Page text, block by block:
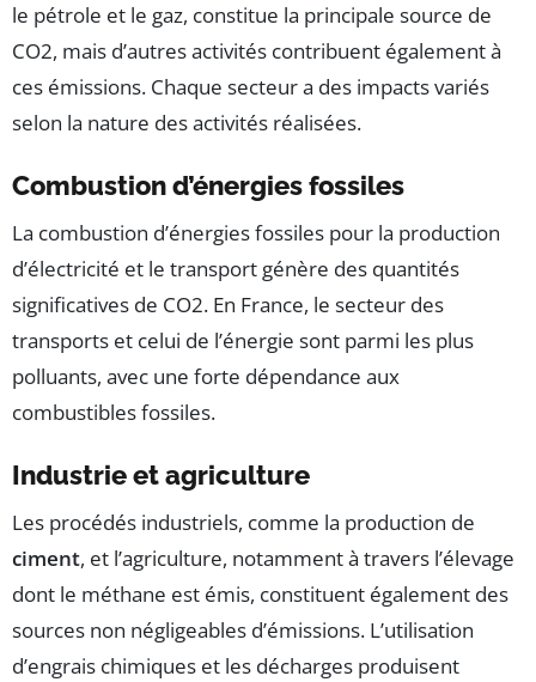
le pétrole et le gaz, constitue la principale source de
CO2, mais d’autres activités contribuent également à
ces émissions. Chaque secteur a des impacts variés
selon la nature des activités réalisées.
Combustion d’énergies fossiles
La combustion d’énergies fossiles pour la production
d’électricité et le transport génère des quantités
significatives de CO2. En France, le secteur des
transports et celui de l’énergie sont parmi les plus
polluants, avec une forte dépendance aux
combustibles fossiles.
Industrie et agriculture
Les procédés industriels, comme la production de
ciment, et l’agriculture, notamment à travers l’élevage
dont le méthane est émis, constituent également des
sources non négligeables d’émissions. L’utilisation
d’engrais chimiques et les décharges produisent